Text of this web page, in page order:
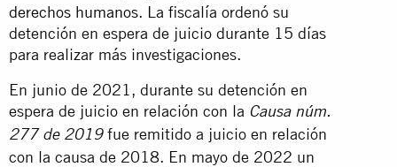
derechos humanos. La fiscalía ordenó su
detención en espera de juicio durante 15 días
para realizar más investigaciones.
En junio de 2021, durante su detención en
espera de juicio en relación con la Causa núm.
277 de 2019fue remitido a juicio en relación
con la causa de 2018. En mayo de 2022 un